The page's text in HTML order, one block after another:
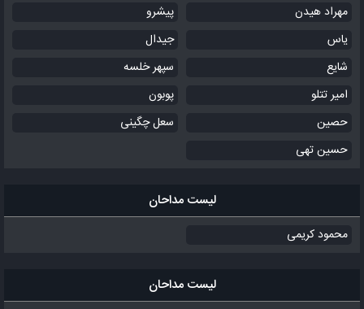
مهراد هیدن
پیشرو
یاس
جیدال
شایع
سپهر خلسه
امیر تتلو
پوبون
حصین
سعل چگینی
حسین تهی
لیست مداحان
محمود کریمی
لیست مداحان